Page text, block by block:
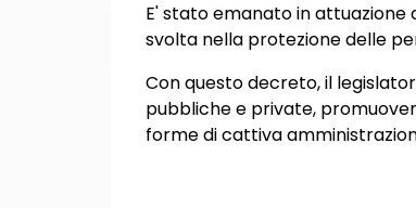
E' stato emanato in attuazione
svolta nella protezione delle
Con questo decreto, il
pubbliche e private,
forme di cattiva